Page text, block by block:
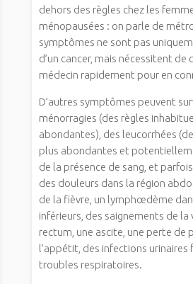
dehors des règles chez les
ménopausées : on parle de
symptômes ne sont pas
d’un cancer, mais nécessitent
médecin rapidement pour en
D’autres symptômes peuvent
ménorragies (des règles
abondantes), des leucorrhées
plus abondantes et
de la présence de sang, et
des douleurs dans la région
de la fièvre, un lymphœdème
inférieurs, des saignements de la
rectum, une ascite, une perte de
l’appétit, des infections urinaires
troubles respiratoires.